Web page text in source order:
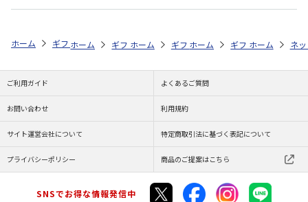
ホーム ギフトストア お中元・夏ギフト特集 2026 そうめん・麺類
ホーム ギフトストア お中元・夏ギフト特集 2026
ホーム ギフトストア お中元・夏ギフト
ホーム ギフトストア お
ホーム ネ
ご利用ガイド よくあるご質問
お問い合わせ 利用規約
サイト運営会社について 特定商取引法に基づく表記について
プライバシーポリシー 商品のご提案はこちら
SNSでお得な情報発信中